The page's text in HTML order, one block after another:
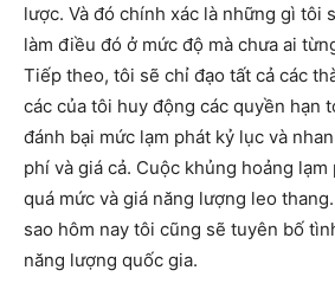
lược. Và đó chính xác là những gì tôi
làm điều đó ở mức độ mà chưa ai
Tiếp theo, tôi sẽ chỉ đạo tất cả các
các của tôi huy động các quyền hạn
đánh bại mức lạm phát kỷ lục và
phí và giá cả. Cuộc khủng hoảng
quá mức và giá năng lượng leo
sao hôm nay tôi cũng sẽ tuyên bố
năng lượng quốc gia.